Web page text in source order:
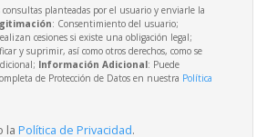
consultas planteadas por el usuario y enviarle la
: Consentimiento del usuario;
cesiones si existe una obligación legal;
y suprimir, así como otros derechos, como se
Información Adicional: Puede
de Protección de Datos en nuestra Política
la Política de Privacidad.